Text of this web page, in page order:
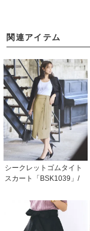
関連アイテム
シークレットゴムタイト
スカート「BSK1039」/